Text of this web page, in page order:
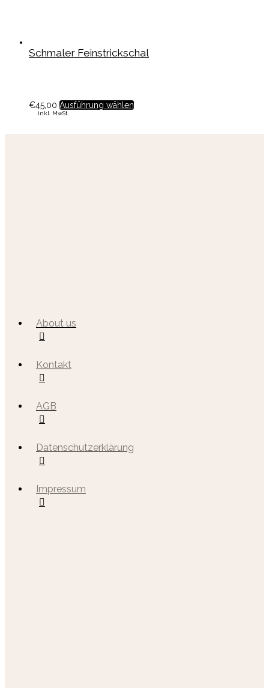
Schmaler Feinstrickschal
€45,00 Ausführung wählen
inkl. MwSt.
About us
Kontakt
AGB
Datenschutzerklärung
Impressum